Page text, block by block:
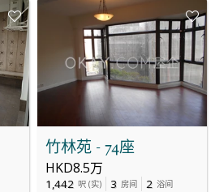
竹林苑 - 74座
HKD8.5万
1,442 呎 (实) 3 房间 2 浴间